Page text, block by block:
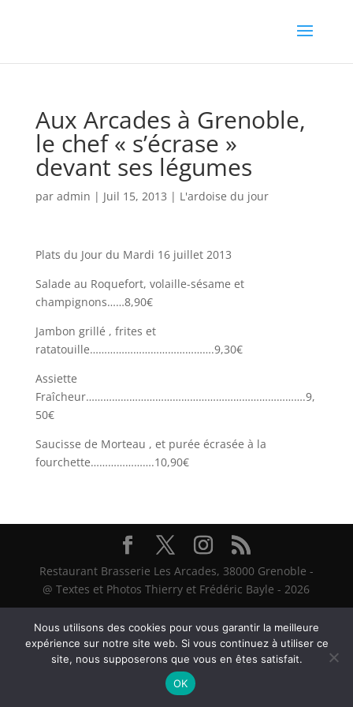
Aux Arcades à Grenoble,
le chef « s’écrase »
devant ses légumes
par admin | Juil 15, 2013 | L'ardoise du jour
Plats du Jour du Mardi 16 juillet 2013
Salade au Roquefort, volaille-sésame et
champignons……8,90€
Jambon grillé , frites et
ratatouille…………………………………….9,30€
Assiette
Fraîcheur………………………………………………………………….9,
50€
Saucisse de Morteau , et purée écrasée à la
fourchette………………….10,90€
Restaurant Brasserie Les Arcades, 38000 Grenoble -
@ Textes et Photos Thierry et Frédéric Bayle - 2026
Nous utilisons des cookies pour vous garantir la meilleure
expérience sur notre site web. Si vous continuez à utiliser ce
site, nous supposerons que vous en êtes satisfait.
OK